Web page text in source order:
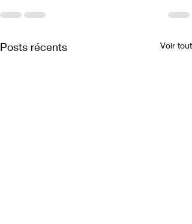
Posts récents Voir tout